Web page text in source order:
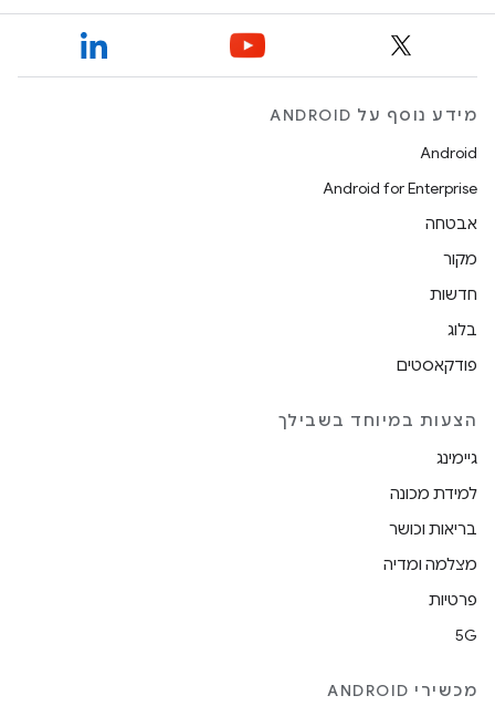
מידע נוסף על ANDROID
Android
Android for Enterprise
אבטחה
מקור
חדשות
בלוג
פודקאסטים
הצעות במיוחד בשבילך
גיימינג
למידת מכונה
בריאות וכושר
מצלמה ומדיה
פרטיות
5G
מכשירי ANDROID